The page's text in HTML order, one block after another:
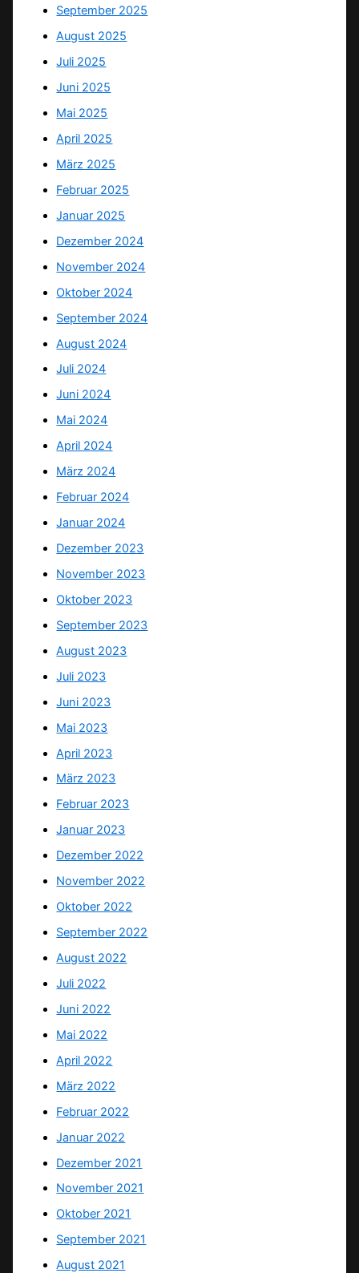
September 2025
August 2025
Juli 2025
Juni 2025
Mai 2025
April 2025
März 2025
Februar 2025
Januar 2025
Dezember 2024
November 2024
Oktober 2024
September 2024
August 2024
Juli 2024
Juni 2024
Mai 2024
April 2024
März 2024
Februar 2024
Januar 2024
Dezember 2023
November 2023
Oktober 2023
September 2023
August 2023
Juli 2023
Juni 2023
Mai 2023
April 2023
März 2023
Februar 2023
Januar 2023
Dezember 2022
November 2022
Oktober 2022
September 2022
August 2022
Juli 2022
Juni 2022
Mai 2022
April 2022
März 2022
Februar 2022
Januar 2022
Dezember 2021
November 2021
Oktober 2021
September 2021
August 2021